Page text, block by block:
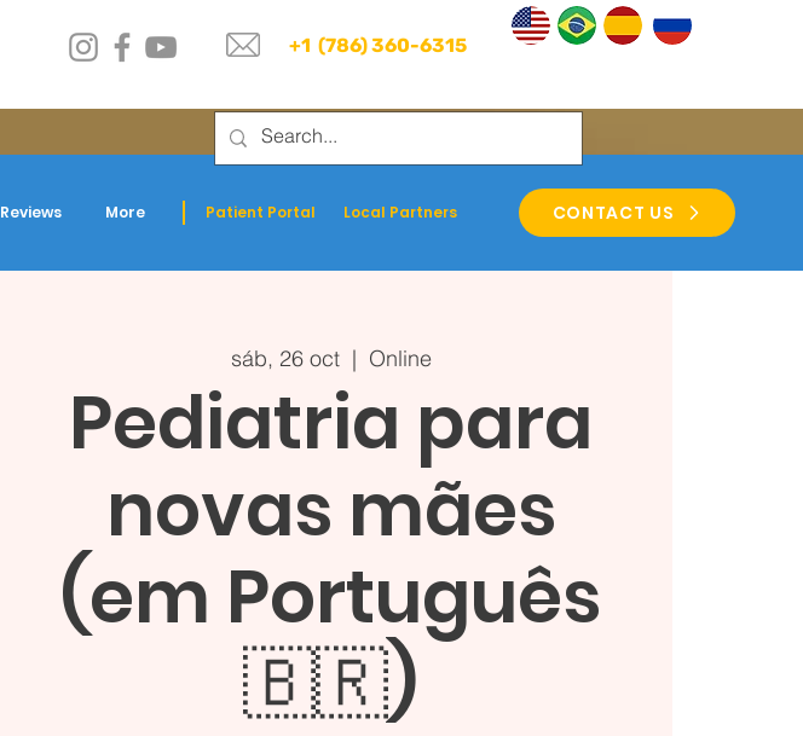
+1 (786) 360-6315
Reviews More Patient Portal Local Partners CONTACT US
sáb, 26 oct
  |
Online
Pediatria para
novas mães
(em Português
🇧🇷)